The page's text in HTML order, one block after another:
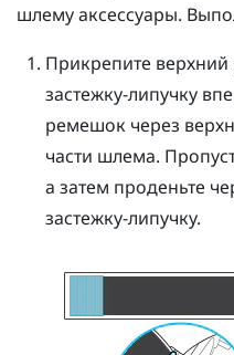
шлему аксессуары.
Прикрепите
застежку-липучку
ремешок через
части шлема.
а затем проденьте
застежку-липучку.